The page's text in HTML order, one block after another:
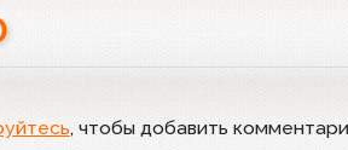
, чтобы добавить